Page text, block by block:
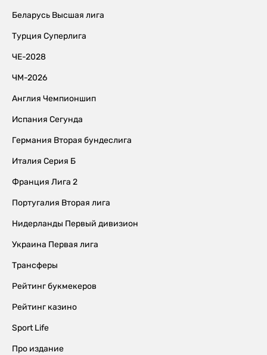
Беларусь Высшая лига
Турция Суперлига
ЧЕ-2028
ЧМ-2026
Англия Чемпионшип
Испания Сегунда
Германия Вторая бундеслига
Италия Серия Б
Франция Лига 2
Португалия Вторая лига
Нидерланды Первый дивизион
Украина Первая лига
Трансферы
Рейтинг букмекеров
Рейтинг казино
Sport Life
Про издание